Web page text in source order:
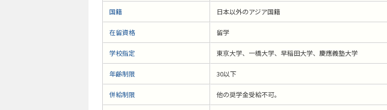
国籍 日本以外のアジア国籍
在留資格 留学
学校指定 東京大学、一橋大学、早稲田大学、慶應義塾大学
年齢制限 30以下
併給制限 他の奨学金受給不可。